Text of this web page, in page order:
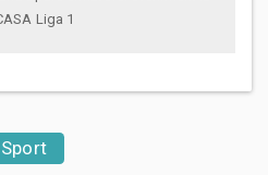
Liga 1
Sport